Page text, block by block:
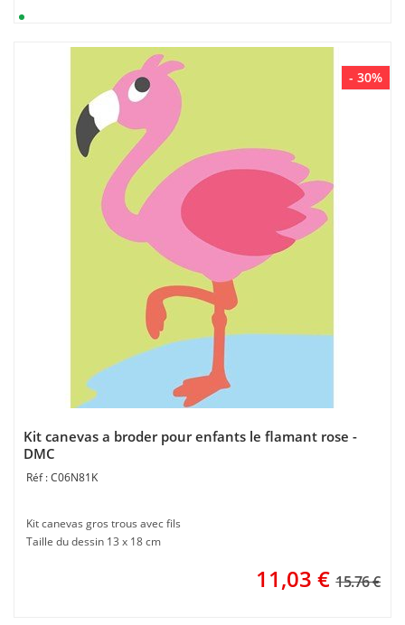
- 30%
Kit canevas a broder pour enfants le flamant rose -
DMC
C06N81K
Kit canevas gros trous avec fils
Taille du dessin 13 x 18 cm
11,03 € 15.76 €